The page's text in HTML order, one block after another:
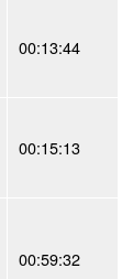
00:13:44
00:15:13
00:59:32